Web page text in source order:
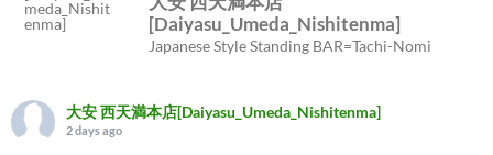
[Daiyasu_Umeda_Nishitenma]
Japanese Style Standing BAR=Tachi-Nomi
大安 西天満本店[Daiyasu_Umeda_Nishitenma]
2 days ago